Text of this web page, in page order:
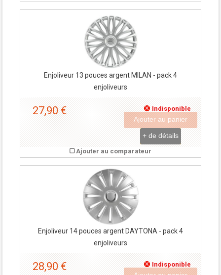
Enjoliveur 13 pouces argent MILAN - pack 4
enjoliveurs
Indisponible
27,90 €
Ajouter au panier
+ de détails
Ajouter au comparateur
Enjoliveur 14 pouces argent DAYTONA - pack 4
enjoliveurs
Indisponible
28,90 €